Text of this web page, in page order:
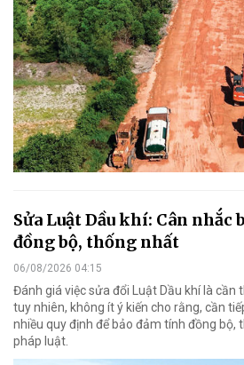
Sửa Luật Dầu khí: Cân nhắc
đồng bộ, thống nhất
06/08/2026 04:15
Đánh giá việc sửa đổi Luật Dầu khí là cần
tuy nhiên, không ít ý kiến cho rằng, cần
nhiều quy định để bảo đảm tính đồng bộ,
pháp luật.